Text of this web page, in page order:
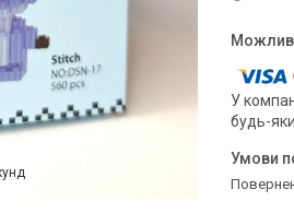
У
будь-